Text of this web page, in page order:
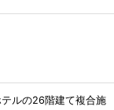
ルの26階建て複合施